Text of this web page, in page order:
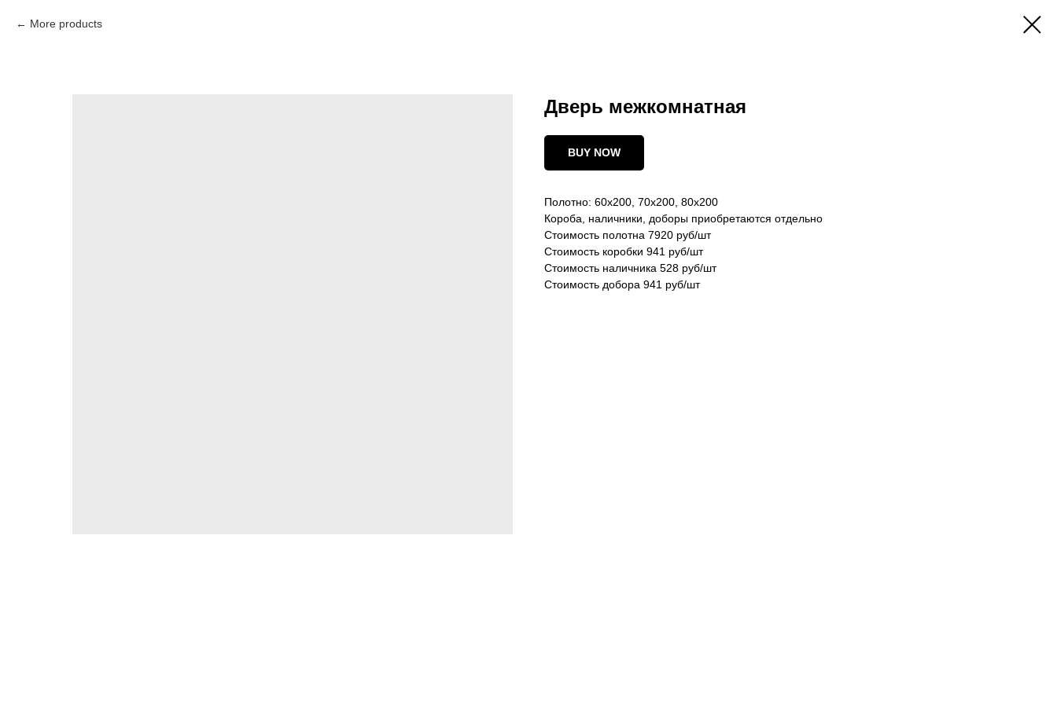
More products
Дверь межкомнатная
BUY NOW
Полотно: 60х200, 70х200, 80х200
Короба, наличники, доборы приобретаются отдельно
Стоимость полотна 7920 руб/шт
Cтоимость коробки 941 руб/шт
Стоимость наличника 528 руб/шт
Стоимость добора 941 руб/шт